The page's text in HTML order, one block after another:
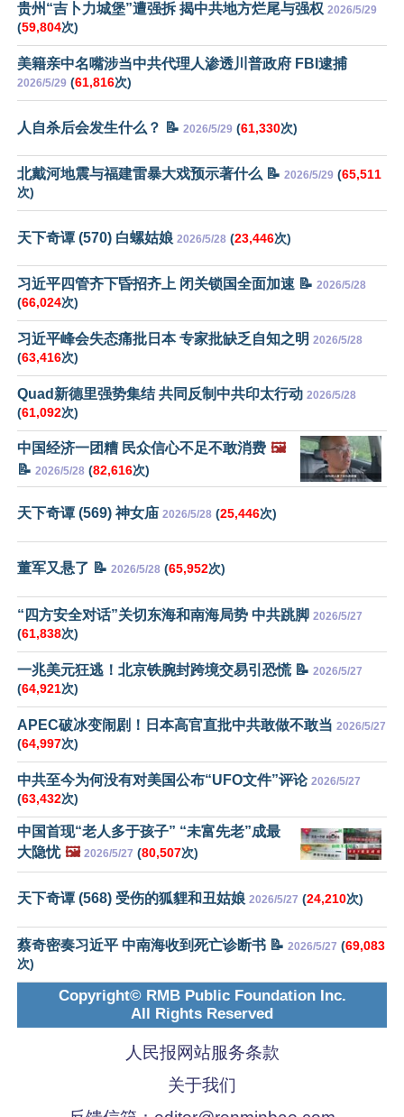
贵州“吉卜力城堡”遭强拆 揭中共地方烂尾与强权 2026/5/29
(59,804次)
美籍亲中名嘴涉当中共代理人渗透川普政府 FBI逮捕
2026/5/29 (61,816次)
人自杀后会发生什么？ 📝 2026/5/29 (61,330次)
北戴河地震与福建雷暴大戏预示著什么 📝 2026/5/29 (65,511
次)
天下奇谭 (570) 白螺姑娘 2026/5/28 (23,446次)
习近平四管齐下昏招齐上 闭关锁国全面加速 📝 2026/5/28
(66,024次)
习近平峰会失态痛批日本 专家批缺乏自知之明 2026/5/28
(63,416次)
Quad新德里强势集结 共同反制中共印太行动 2026/5/28
(61,092次)
中国经济一团糟 民众信心不足不敢消费 🖼️
📝 2026/5/28 (82,616次)
天下奇谭 (569) 神女庙 2026/5/28 (25,446次)
董军又悬了 📝 2026/5/28 (65,952次)
“四方安全对话”关切东海和南海局势 中共跳脚 2026/5/27
(61,838次)
一兆美元狂逃！北京铁腕封跨境交易引恐慌 📝 2026/5/27
(64,921次)
APEC破冰变闹剧！日本高官直批中共敢做不敢当 2026/5/27
(64,997次)
中共至今为何没有对美国公布“UFO文件”评论 2026/5/27
(63,432次)
中国首现“老人多于孩子” “未富先老”成最
大隐忧 🖼️ 2026/5/27 (80,507次)
天下奇谭 (568) 受伤的狐貍和丑姑娘 2026/5/27 (24,210次)
蔡奇密奏习近平 中南海收到死亡诊断书 📝 2026/5/27 (69,083
次)
Copyright© RMB Public Foundation Inc.
All Rights Reserved
人民报网站服务条款
关于我们